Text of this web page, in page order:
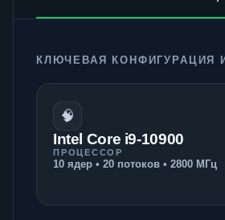
КЛЮЧЕВАЯ КОНФИГУРАЦИЯ
🧠
Intel Core i9-10900
ПРОЦЕССОР
10 ядер • 20 потоков • 2800 МГц